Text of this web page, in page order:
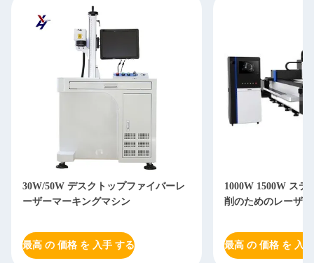
30W/50W デスクトップファイバーレ
ーザーマーキングマシン
最高 の 価格 を 入手 する
1000W 1500W ステ
削のためのレーザ
最高 の 価格 を 入